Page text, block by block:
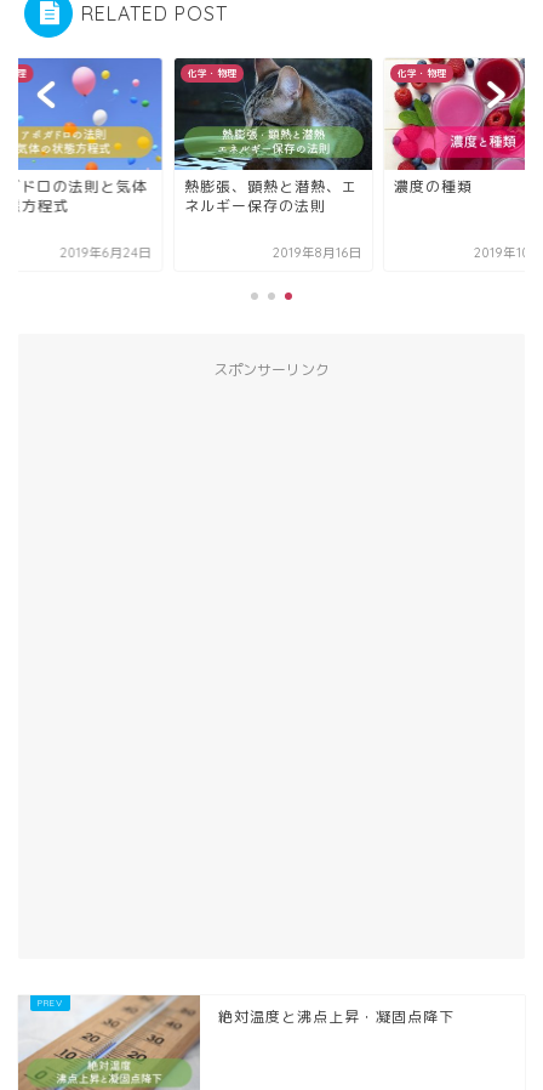
RELATED POST
物理
ガドロの法則と気体
態方程式
2019年6月24日
化学・物理
熱膨張、顕熱と潜熱、エ
ネルギー保存の法則
2019年8月16日
化学・物理
濃度の種類
2019年10
スポンサーリンク
絶対温度と沸点上昇・凝固点降下